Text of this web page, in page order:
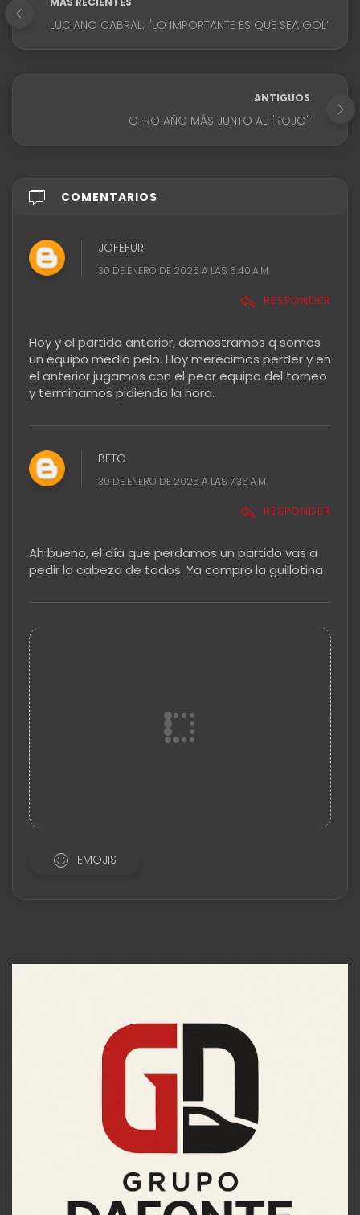
LUCIANO CABRAL: "LO IMPORTANTE ES QUE SEA GOL”
ANTIGUOS
OTRO AÑO MÁS JUNTO AL "ROJO"
COMENTARIOS
JOFEFUR
30 DE ENERO DE 2025 A LAS 6:40 A.M.
RESPONDER
Hoy y el partido anterior, demostramos q somos
un equipo medio pelo. Hoy merecimos perder y en
el anterior jugamos con el peor equipo del torneo
y terminamos pidiendo la hora.
BETO
30 DE ENERO DE 2025 A LAS 7:36 A.M.
RESPONDER
Ah bueno, el día que perdamos un partido vas a
pedir la cabeza de todos. Ya compro la guillotina
EMOJIS